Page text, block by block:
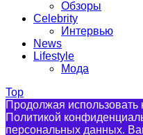
Обзоры
Celebrity
Интервью
News
Lifestyle
Мода
Top
Продолжая использовать
Политикой
персональных данных.